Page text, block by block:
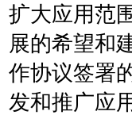
扩大应用范
展的希望和
作协议签署
发和推广应